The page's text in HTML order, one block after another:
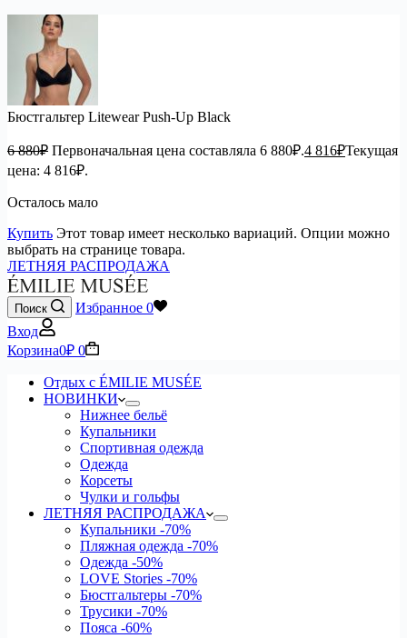
Бюстгальтер Litewear Push-Up Black
6 880₽ Первоначальная цена составляла 6 880₽.4 816₽Текущая
цена: 4 816₽.
Осталось мало
Купить Этот товар имеет несколько вариаций. Опции можно
выбрать на странице товара.
ЛЕТНЯЯ РАСПРОДАЖА
Поиск Избранное 0
Вход
Корзина0₽ 0
Отдых с ÉMILIE MUSÉE
НОВИНКИ
Нижнее бельё
Купальники
Спортивная одежда
Одежда
Корсеты
Чулки и гольфы
ЛЕТНЯЯ РАСПРОДАЖА
Купальники -70%
Пляжная одежда -70%
Одежда -50%
LOVE Stories -70%
Бюстгальтеры -70%
Трусики -70%
Пояса -60%